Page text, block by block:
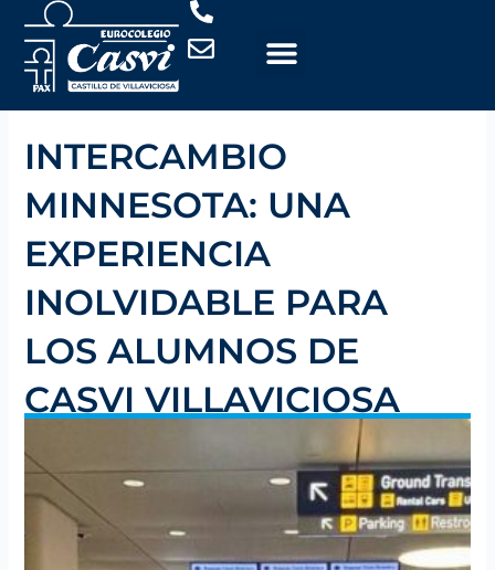
contenido
INTERCAMBIO
MINNESOTA: UNA
EXPERIENCIA
INOLVIDABLE PARA
LOS ALUMNOS DE
CASVI VILLAVICIOSA